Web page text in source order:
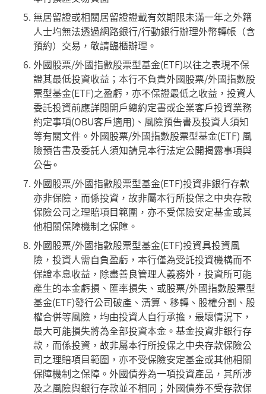
無居留證或相關居留證證載有效期限未滿一年之外籍
人士均無法透過網路銀行/行動銀行辦理外幣轉帳（含
預約）交易，敬請臨櫃辦理。
外國股票/外國指數股票型基金(ETF)以往之表現不保
證其最低投資收益；本行不負責外國股票/外國指數股
票型基金(ETF)之盈虧，亦不保證最低之收益，投資人
委託投資前應詳閱開戶總約定書或企業客戶投資業務
約定事項(OBU客戶適用)、風險預告書及投資人須知
等有關文件。外國股票/外國指數股票型基金(ETF) 風
險預告書及委託人須知請見本行法定公開揭露事項與
公告∘
外國股票/外國指數股票型基金(ETF)投資非銀行存款
亦非保險，而係投資，故非屬本行所投保之中央存款
保險公司之理賠項目範圍，亦不受保險安定基金或其
他相關保障機制之保障。
外國股票/外國指數股票型基金(ETF)投資具投資風
險，投資人需自負盈虧，本行僅為受託投資機構而不
保證本息收益，除盡善良管理人義務外，投資所可能
產生的本金虧損、匯率損失、或股票/外國指數股票型
基金(ETF)發行公司破產、清算、移轉、股權分割、股
權合併等風險，均由投資人自行承擔，最壞情況下，
最大可能損失將為全部投資本金。基金投資非銀行存
款，而係投資，故非屬本行所投保之中央存款保險公
司之理賠項目範圍，亦不受保險安定基金或其他相關
保障機制之保障。外國債券為一項投資產品，其所涉
及之風險與銀行存款並不相同；外國債券不受存款保